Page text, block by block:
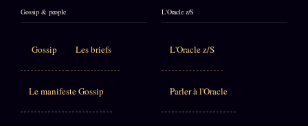
Gossip & people
Gossip Les briefs
Le manifeste Gossip
L'Oracle z/S
L'Oracle z/S
Parler à l'Oracle